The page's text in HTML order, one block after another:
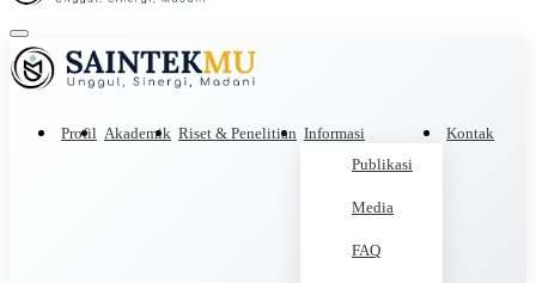
Profil Akademik Riset & Penelitian Informasi
Publikasi
Media
FAQ
Kontak